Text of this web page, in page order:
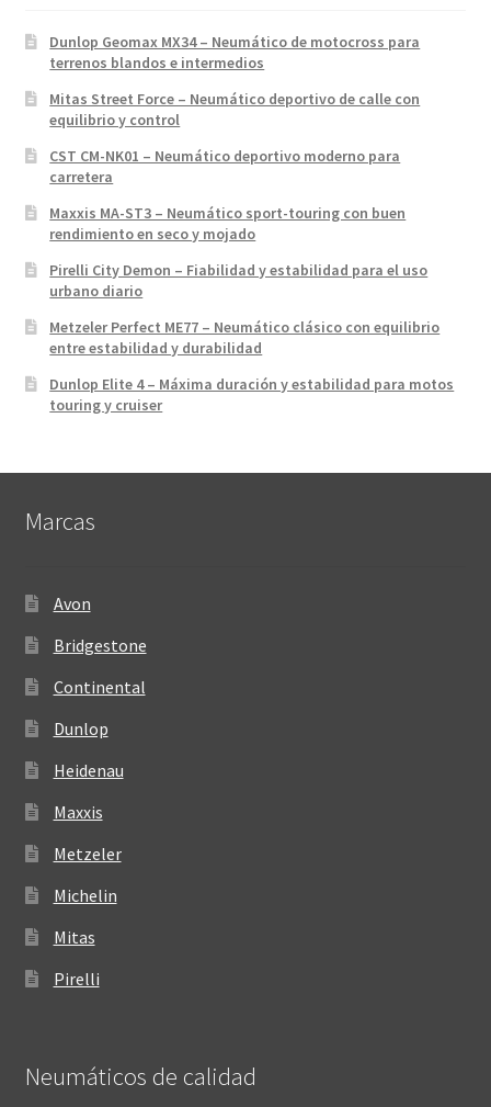
Dunlop Geomax MX34 – Neumático de motocross para
terrenos blandos e intermedios
Mitas Street Force – Neumático deportivo de calle con
equilibrio y control
CST CM-NK01 – Neumático deportivo moderno para
carretera
Maxxis MA-ST3 – Neumático sport-touring con buen
rendimiento en seco y mojado
Pirelli City Demon – Fiabilidad y estabilidad para el uso
urbano diario
Metzeler Perfect ME77 – Neumático clásico con equilibrio
entre estabilidad y durabilidad
Dunlop Elite 4 – Máxima duración y estabilidad para motos
touring y cruiser
Marcas
Avon
Bridgestone
Continental
Dunlop
Heidenau
Maxxis
Metzeler
Michelin
Mitas
Pirelli
Neumáticos de calidad‎